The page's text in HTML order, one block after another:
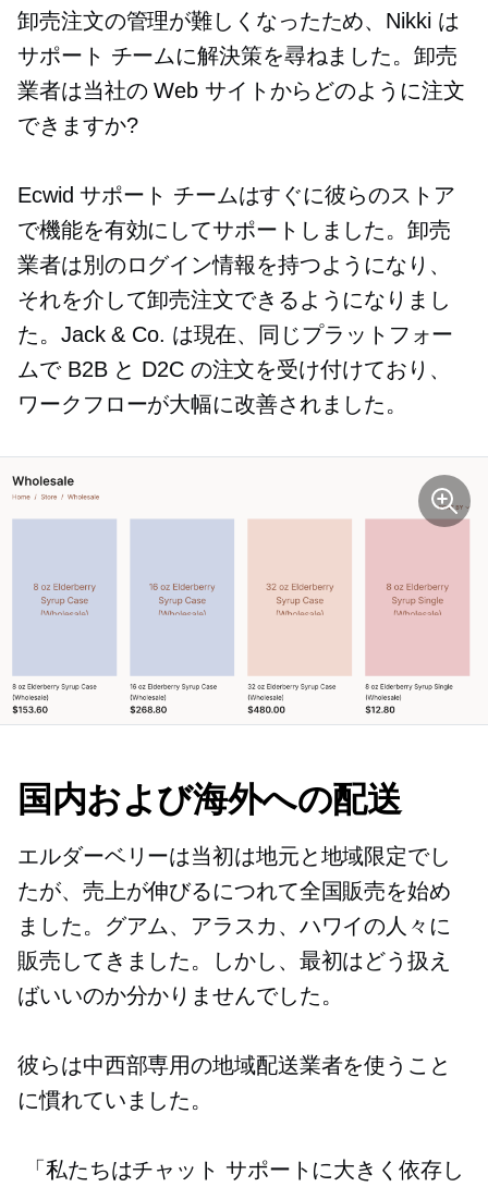
卸売注文の管理が難しくなったため、Nikki は
サポート チームに解決策を尋ねました。卸売
業者は当社の Web サイトからどのように注文
できますか?
Ecwid サポート チームはすぐに彼らのストア
で機能を有効にしてサポートしました。卸売
業者は別のログイン情報を持つようになり、
それを介して卸売注文できるようになりまし
た。Jack & Co. は現在、同じプラットフォー
ムで B2B と D2C の注文を受け付けており、
ワークフローが大幅に改善されました。
国内および海外への配送
エルダーベリーは当初は地元と地域限定でし
たが、売上が伸びるにつれて全国販売を始め
ました。グアム、アラスカ、ハワイの人々に
販売してきました。しかし、最初はどう扱え
ばいいのか分かりませんでした。
彼らは中西部専用の地域配送業者を使うこと
に慣れていました。
「私たちはチャット サポートに大きく依存し